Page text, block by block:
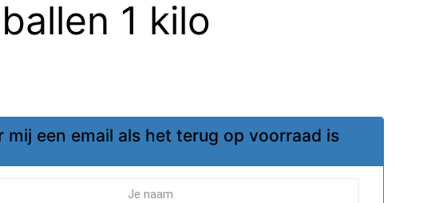
1 kilo
mij een email als het terug op voorraad is